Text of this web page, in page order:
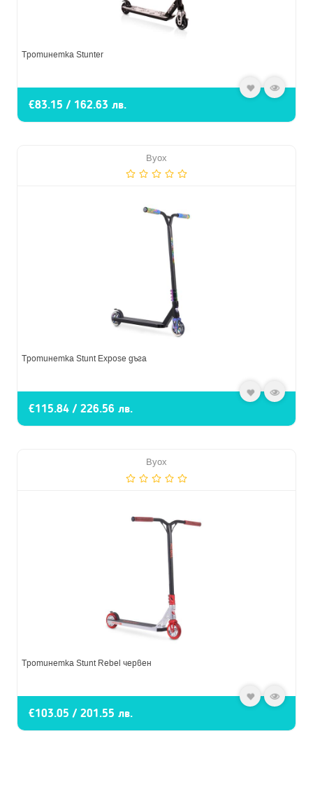
Тротинетка Stunter
€83.15 / 162.63 лв.
Byox
Тротинетка Stunt Expose дъга
€115.84 / 226.56 лв.
Byox
Тротинетка Stunt Rebel червен
€103.05 / 201.55 лв.